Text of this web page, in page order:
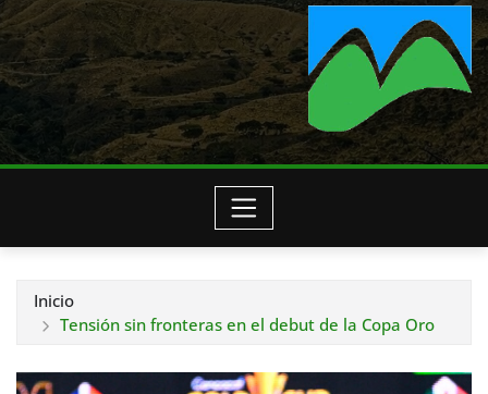
Inicio
Tensión sin fronteras en el debut de la Copa Oro